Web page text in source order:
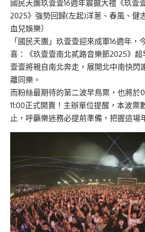
國民天團玖壹壹16週年震撼大禮《玖壹
2025》強勢回歸(左起)洋蔥、春風、健
血兒娛樂）
「國民天團」玖壹壹迎來成軍16週年
喜：《玖壹壹南北貳路音樂節2025》
壹壹將親自南北奔走，展開北中南快閃
離同樂。
而粉絲最期待的第二波早鳥票，也將於
11:00正式開賣！主辦單位提醒，本波票
止，呼籲樂迷務必提前準備，把握這場